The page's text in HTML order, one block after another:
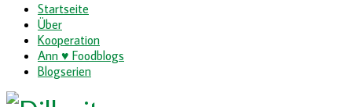
Startseite
Über
Kooperation
Ann ♥ Foodblogs
Blogserien